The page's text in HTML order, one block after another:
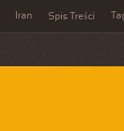
Iran Spis Treści